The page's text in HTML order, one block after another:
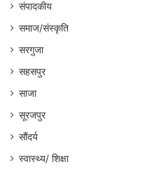
संपादकीय
समाज/संस्कृति
सरगुजा
सहसपुर
साजा
सूरजपुर
सौंदर्य
स्वास्थ्य/ शिक्षा